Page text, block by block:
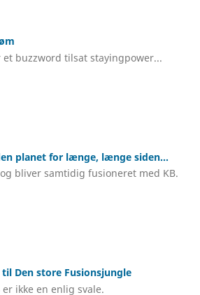
buzzword tilsat stayingpower...
planet for længe, længe siden...
bliver samtidig fusioneret med KB.
til Den store Fusionsjungle
ikke en enlig svale.